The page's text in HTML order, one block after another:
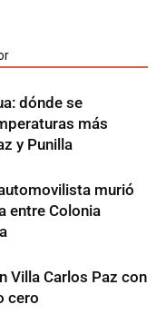
dónde se
más
y Punilla
murió
entre Colonia
Villa Carlos Paz con
cero